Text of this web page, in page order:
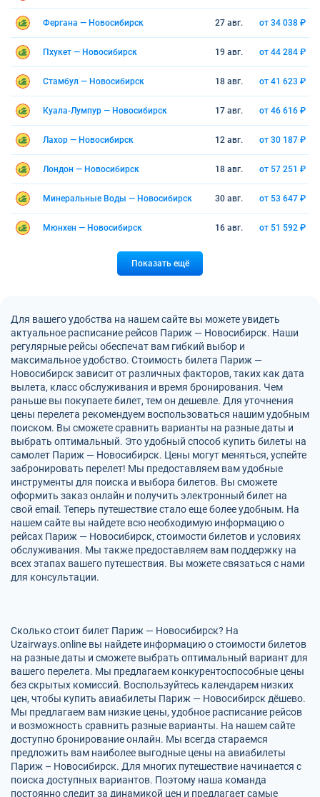
Фергана — Новосибирск 27 авг. от 34 038 ₽
Пхукет — Новосибирск 19 авг. от 44 284 ₽
Стамбул — Новосибирск 18 авг. от 41 623 ₽
Куала-Лумпур — Новосибирск 17 авг. от 46 616 ₽
Лахор — Новосибирск 12 авг. от 30 187 ₽
Лондон — Новосибирск 18 авг. от 57 251 ₽
Минеральные Воды — Новосибирск 30 авг. от 53 647 ₽
Мюнхен — Новосибирск 16 авг. от 51 592 ₽
Показать ещё
Для вашего удобства на нашем сайте вы можете увидеть
актуальное расписание рейсов Париж — Новосибирск. Наши
регулярные рейсы обеспечат вам гибкий выбор и
максимальное удобство. Стоимость билета Париж —
Новосибирск зависит от различных факторов, таких как дата
вылета, класс обслуживания и время бронирования. Чем
раньше вы покупаете билет, тем он дешевле. Для уточнения
цены перелета рекомендуем воспользоваться нашим удобным
поиском. Вы сможете сравнить варианты на разные даты и
выбрать оптимальный. Это удобный способ купить билеты на
самолет Париж — Новосибирск. Цены могут меняться, успейте
забронировать перелет! Мы предоставляем вам удобные
инструменты для поиска и выбора билетов. Вы сможете
оформить заказ онлайн и получить электронный билет на
свой email. Теперь путешествие стало еще более удобным. На
нашем сайте вы найдете всю необходимую информацию о
рейсах Париж — Новосибирск, стоимости билетов и условиях
обслуживания. Мы также предоставляем вам поддержку на
всех этапах вашего путешествия. Вы можете связаться с нами
для консультации.
Сколько стоит билет Париж — Новосибирск? На
Uzairways.online вы найдете информацию о стоимости билетов
на разные даты и сможете выбрать оптимальный вариант для
вашего перелета. Мы предлагаем конкурентоспособные цены
без скрытых комиссий. Воспользуйтесь календарем низких
цен, чтобы купить авиабилеты Париж — Новосибирск дёшево.
Мы предлагаем вам низкие цены, удобное расписание рейсов
и возможность сравнить разные варианты. На нашем сайте
доступно бронирование онлайн. Мы всегда стараемся
предложить вам наиболее выгодные цены на авиабилеты
Париж – Новосибирск. Для многих путешествие начинается с
поиска доступных вариантов. Поэтому наша команда
постоянно следит за динамикой цен и предлагает самые